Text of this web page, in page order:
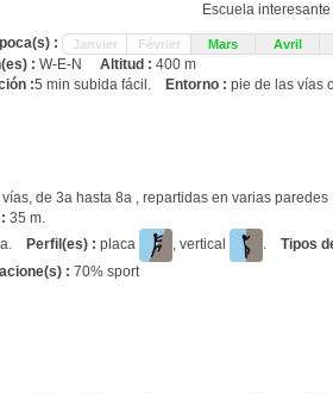
Escuela
: Janvier Février Mars Avril
: W-E-N Altitud : 400 m
:5 min subida fácil. Entorno : pie de las vías
vías, de 3a hasta 8a , repartidas en varias paredes
35 m.
Perfil(es) : placa , vertical . Tipos
: 70% sport